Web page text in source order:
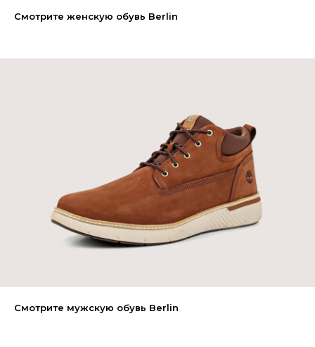
Смотрите женскую обувь Berlin
Смотрите мужскую обувь Berlin